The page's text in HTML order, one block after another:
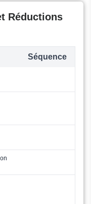
Réductions
Séquence